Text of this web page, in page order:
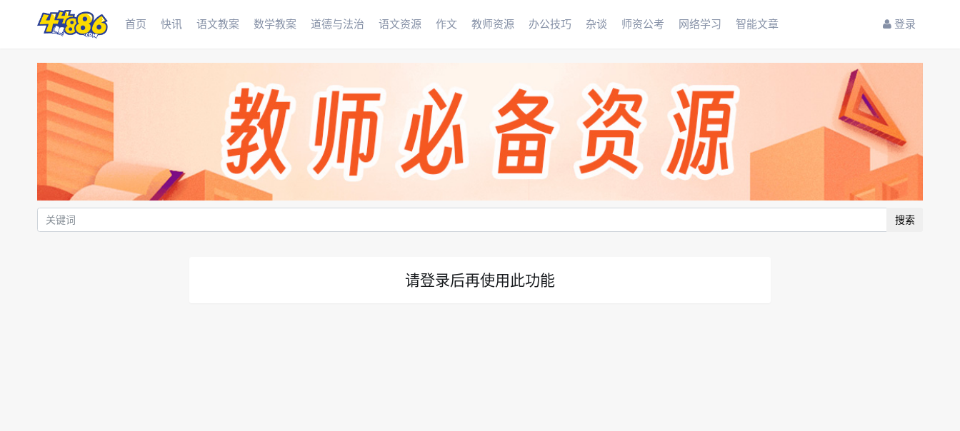
首页 快讯 语文教案 数学教案 道德与法治 语文资源 作文 教师资源 办公技巧 杂谈 师资公考 网络学习 智能文章 登录
搜索
请登录后再使用此功能